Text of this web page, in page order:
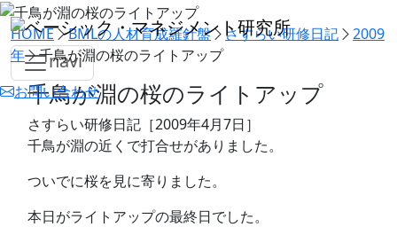
navi
お問い合わせ
HOME BMLの人材育成羅針盤 さすらい研修日記
2009
年
千鳥が淵の桜のライトアップ
千鳥が淵の桜のライトアップ
さすらい研修日記［2009年4月7日］
千鳥が淵の近くで打合せがありました。
ついでに桜を見に寄りました。
本日がライトアップの最終日でした。